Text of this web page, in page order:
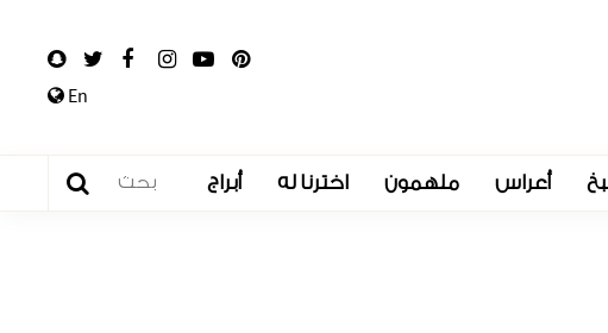
En
أعراس ملهمون اخترنا له أبراج